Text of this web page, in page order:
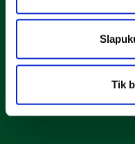
Tik
Susipažinau ir